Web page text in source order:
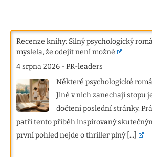
Recenze knihy: Silný psychologický
myslela, že odejít není možné
4 srpna 2026 -PR-leaders
Některé psychologické
Jiné v nich zanechají stopu
dočtení poslední stránky.
patří tento příběh inspirovaný
první pohled nejde o thriller plný [...]